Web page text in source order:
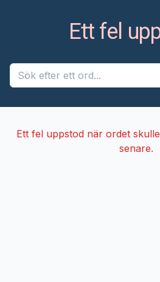
Ett fel
Ett fel uppstod när ordet
senare.